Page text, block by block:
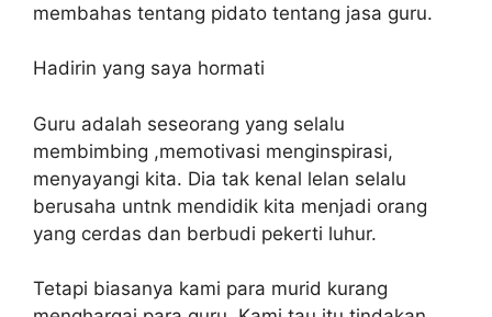
membahas tentang pidato tentang jasa guru.
Hadirin yang saya hormati
Guru adalah seseorang yang selalu
membimbing ,memotivasi menginspirasi,
menyayangi kita. Dia tak kenal lelan selalu
berusaha untnk mendidik kita menjadi orang
yang cerdas dan berbudi pekerti luhur.
Tetapi biasanya kami para murid kurang